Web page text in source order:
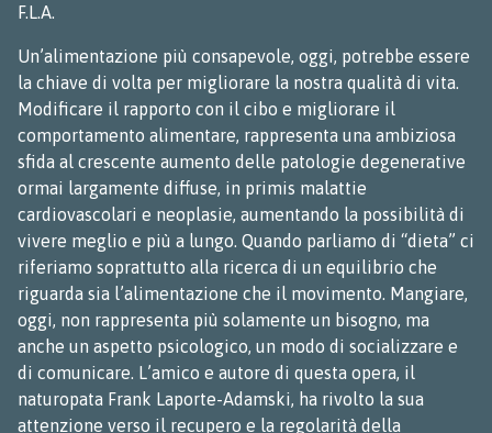
F.L.A.
Un’alimentazione più consapevole, oggi, potrebbe essere
la chiave di volta per migliorare la nostra qualità di vita.
Modificare il rapporto con il cibo e migliorare il
comportamento alimentare, rappresenta una ambiziosa
sfida al crescente aumento delle patologie degenerative
ormai largamente diffuse, in primis malattie
cardiovascolari e neoplasie, aumentando la possibilità di
vivere meglio e più a lungo. Quando parliamo di “dieta” ci
riferiamo soprattutto alla ricerca di un equilibrio che
riguarda sia l’alimentazione che il movimento. Mangiare,
oggi, non rappresenta più solamente un bisogno, ma
anche un aspetto psicologico, un modo di socializzare e
di comunicare. L’amico e autore di questa opera, il
naturopata Frank Laporte-Adamski, ha rivolto la sua
attenzione verso il recupero e la regolarità della